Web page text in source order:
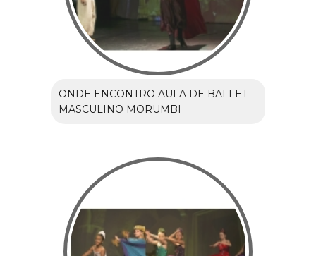
ONDE ENCONTRO AULA DE BALLET
MASCULINO MORUMBI